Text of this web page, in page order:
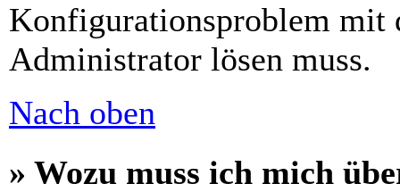
Konfigurationsproblem mit
Administrator lösen muss.
Nach oben
» Wozu muss ich mich